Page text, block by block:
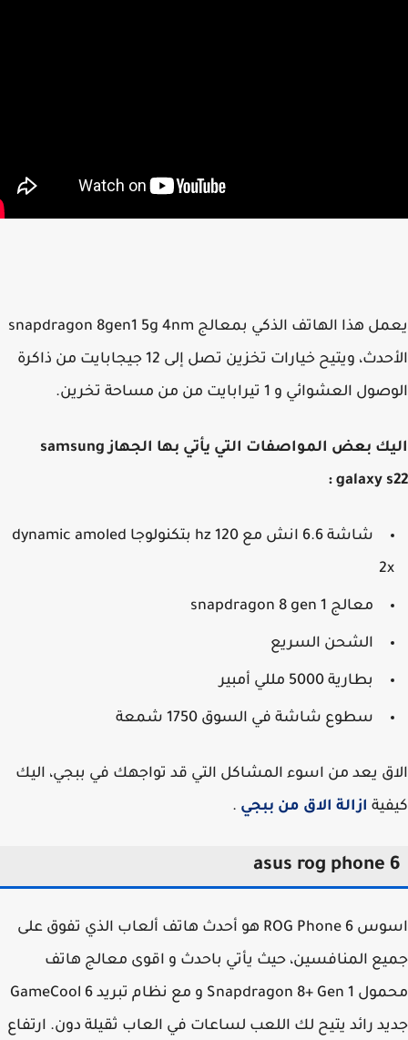
يعمل هذا الهاتف الذكي بمعالج snapdragon 8gen1 5g 4nm
الأحدث، ويتيح خيارات تخزين تصل إلى 12 جيجابايت من ذاكرة
العشوائي و 1 تيرابايت من من مساحة تخرين.
اليك بعض المواصفات التي يأتي بها الجهاز samsung
galaxy
شاشة 6.6 انش مع 120 hz بتكنولوجا dynamic amoled
معالج snapdragon 8 gen 1
الشحن السريع
بطارية 5000 مللي أمبير
سطوع شاشة في السوق 1750 شمعة
يعد من اسوء المشاكل التي قد تواجهك في ببجي، اليك
ازالة الاق من ببجي.
asus rog phone
اسوس ROG Phone 6 هو أحدث هاتف ألعاب الذي تفوق على
المنافسين، حيث يأتي باحدث و اقوى معالج هاتف
محمول Snapdragon 8+ Gen 1 و مع نظام تبريد GameCool 6
رائد يتيح لك اللعب لساعات في العاب ثقيلة دون. ارتفاع